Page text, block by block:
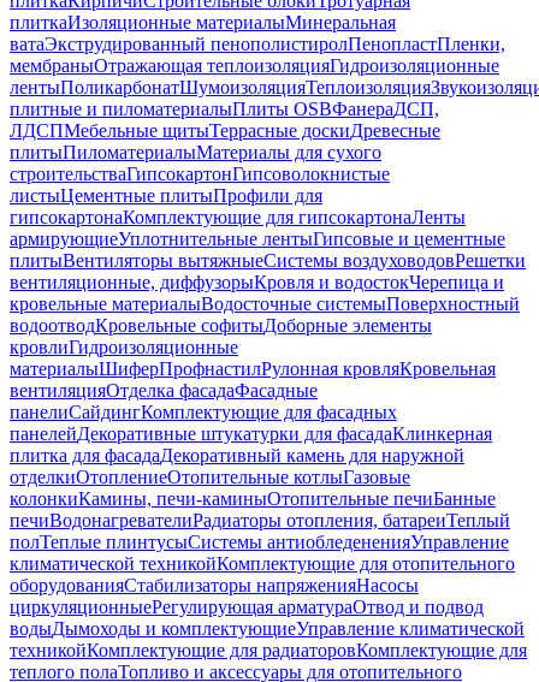
плиткаИзоляционные материалыМинеральная
ватаЭкструдированный пенополистиролПенопластПленки,
мембраныОтражающая теплоизоляцияГидроизоляционные
лентыПоликарбонатШумоизоляцияТеплоизоляция
плитные и пиломатериалыПлиты OSBФанераДСП,
ЛДСПМебельные щитыТеррасные доскиДревесные
плитыПиломатериалыМатериалы для сухого
строительстваГипсокартонГипсоволокнистые
листыЦементные плитыПрофили для
гипсокартонаКомплектующие для гипсокартонаЛенты
армирующиеУплотнительные лентыГипсовые и цементные
плитыВентиляторы вытяжныеСистемы воздуховодовРешетки
вентиляционные, диффузорыКровля и водостокЧерепица и
кровельные материалыВодосточные системыПоверхностный
водоотводКровельные софитыДоборные элементы
кровлиГидроизоляционные
материалыШиферПрофнастилРулонная кровляКровельная
вентиляцияОтделка фасадаФасадные
панелиСайдингКомплектующие для фасадных
панелейДекоративные штукатурки для фасадаКлинкерная
плитка для фасадаДекоративный камень для наружной
отделкиОтоплениеОтопительные котлыГазовые
колонкиКамины, печи-каминыОтопительные печиБанные
печиВодонагревателиРадиаторы отопления, батареиТеплый
полТеплые плинтусыСистемы антиобледененияУправление
климатической техникойКомплектующие для отопительного
оборудованияСтабилизаторы напряженияНасосы
циркуляционныеРегулирующая арматураОтвод и подвод
водыДымоходы и комплектующиеУправление климатической
техникойКомплектующие для радиаторовКомплектующие для
теплого полаТопливо и аксессуары для отопительного